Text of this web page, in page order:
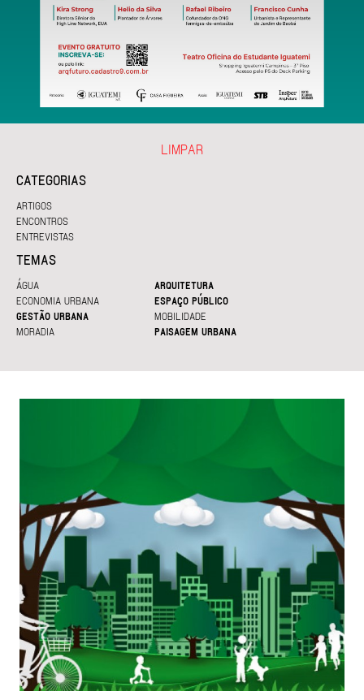
CATEGORIAS
ARTIGOS
ENCONTROS
ENTREVISTAS
TEMAS
ÁGUA
ARQUITETURA
ECONOMIA URBANA
ESPAÇO PÚBLICO
GESTÃO URBANA
MOBILIDADE
MORADIA
PAISAGEM URBANA
LIMPAR